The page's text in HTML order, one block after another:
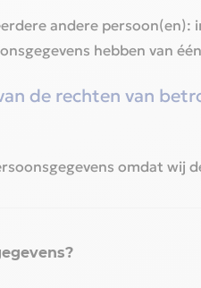
andere
hebben van
de rechten van
omdat wij